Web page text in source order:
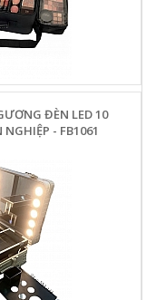
ĐÈN LED 10
- FB1061